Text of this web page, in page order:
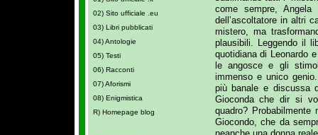
02) Sito ufficiale .eu
03) Libri pubblicati
04) Antologie
05) Testi
06) Racconti
07) Aforismi
08) Enigmistica
R) Homepage blog
come sempre,
dell’ascoltatore in altri
mistero, ma
plausibili. Leggendo il
quotidiana di Leonardo
le angosce e gli
immenso e unico
più banale e discussa
Gioconda che dir si
quadro?
Giocondo, che da